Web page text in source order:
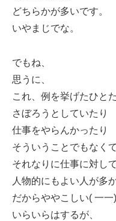
どちらかが多いです。
いやまじでな。
でもね、
思うに、
これ、例を挙げたひと
さぼろうとしていたり
仕事をやらんかったり
そういうことでもなくて
それなりに仕事に対し
人物的にもよい人が多
だからややこしい( 一一)
いらいらはするが、